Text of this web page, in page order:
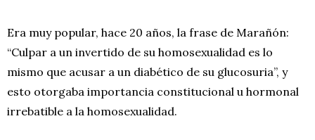
Era muy popular, hace 20 años, la frase de Marañón:
“Culpar a un invertido de su homosexualidad es lo
mismo que acusar a un diabético de su glucosuria”, y
esto otorgaba importancia constitucional u hormonal
irrebatible a la homosexualidad.